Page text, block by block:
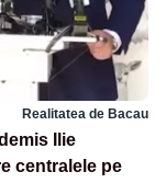
Realitatea de Bacau
Ilie
centralele pe